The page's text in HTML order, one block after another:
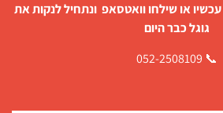
או שילחו וואטסאפ ונתחיל לנקות את
גוגל כבר היום
📞 052-2508109